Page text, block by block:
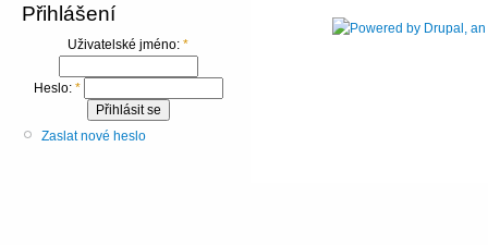
Přihlášení
Uživatelské jméno: *
Heslo: *
Zaslat nové heslo